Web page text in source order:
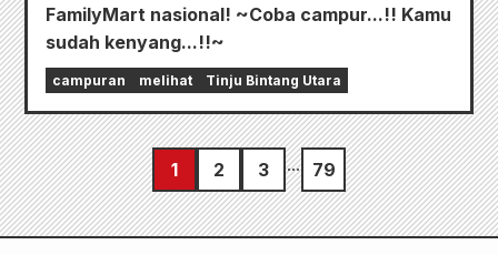
FamilyMart nasional! ~Coba campur...!! Kamu
sudah kenyang...!!~
campuran melihat Tinju Bintang Utara
1 2 3 79